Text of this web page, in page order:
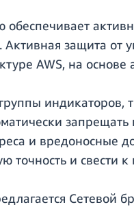
защита от
AWS, на основе
запрещать
и вредоносные
точность и
Сетевой